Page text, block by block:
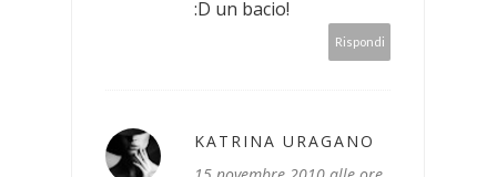
:D un bacio!
Rispondi
KATRINA URAGANO